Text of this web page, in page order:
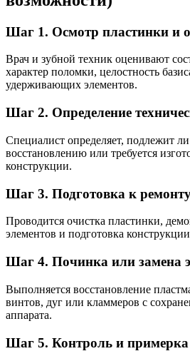
Шаг 1. Осмотр пластинки и
Врач и зубной техник оценивают
характер поломки, целостность
удерживающих элементов.
Шаг 2. Определение
Специалист определяет, подлежит
восстановлению или требуется
конструкции.
Шаг 3. Подготовка к
Проводится очистка пластинки,
элементов и подготовка
Шаг 4. Починка или замена
Выполняется восстановление
винтов, дуг или кламмеров с
аппарата.
Шаг 5. Контроль и примерка